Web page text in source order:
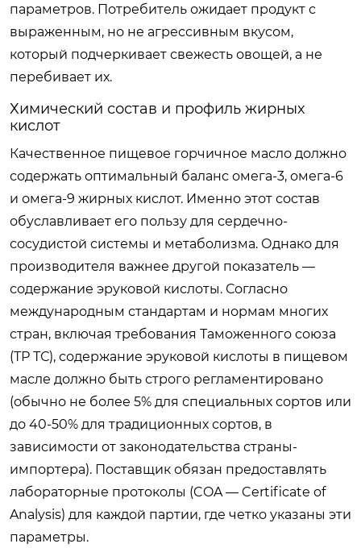
параметров. Потребитель ожидает продукт с
выраженным, но не агрессивным вкусом,
который подчеркивает свежесть овощей, а не
перебивает их.
Химический состав и профиль жирных
кислот
Качественное пищевое горчичное масло должно
содержать оптимальный баланс омега-3, омега-6
и омега-9 жирных кислот. Именно этот состав
обуславливает его пользу для сердечно-
сосудистой системы и метаболизма. Однако для
производителя важнее другой показатель —
содержание эруковой кислоты. Согласно
международным стандартам и нормам многих
стран, включая требования Таможенного союза
(ТР ТС), содержание эруковой кислоты в пищевом
масле должно быть строго регламентировано
(обычно не более 5% для специальных сортов или
до 40-50% для традиционных сортов, в
зависимости от законодательства страны-
импортера). Поставщик обязан предоставлять
лабораторные протоколы (COA — Certificate of
Analysis) для каждой партии, где четко указаны эти
параметры.